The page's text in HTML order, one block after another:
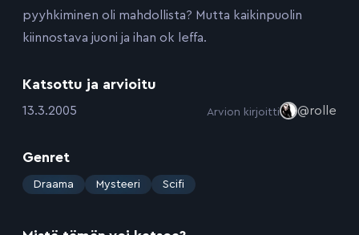
pyyhkiminen oli mahdollista? Mutta kaikinpuolin
kiinnostava juoni ja ihan ok leffa.
Katsottu ja arvioitu
:13.3.2005 Arvion kirjoitti @rolle
Genret
: Draama Mysteeri Scifi